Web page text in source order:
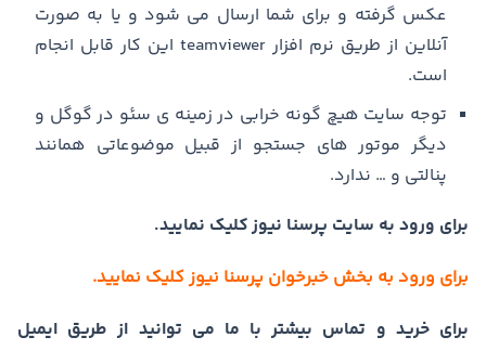
عکس گرفته و برای شما ارسال می شود و یا به صورت
آنلاین از طریق نرم افزار teamviewer این کار قابل انجام
است.
توجه سایت هیچ گونه خرابی در زمینه ی سئو در گوگل و
دیگر موتور های جستجو از قبیل موضوعاتی همانند
پنالتی و … ندارد.
برای ورود به سایت پرسنا نیوز کلیک نمایید.
برای ورود به بخش خبرخوان پرسنا نیوز کلیک نمایید.
برای خرید و تماس بیشتر با ما می توانید از طریق ایمیل